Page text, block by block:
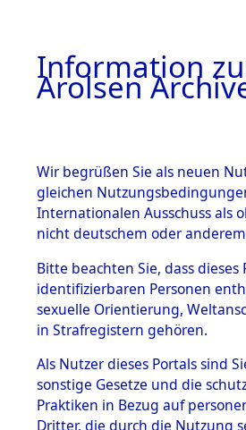
BESTÄNDE
1.
Inhaftierungsdoku
mente
1.2.9 Beim ITS
verwahrte
1.2.9.1
Effekten aus
dem KZ
Dachau
Information
Arolsen
Wir begrüßen Sie als neuen
gleichen
Internationalen Ausschuss als
nicht deutschem oder
Bitte beachten Sie, dass
identifizierbaren Personen
sexuelle Orientierung,
in Strafregistern gehören.
Als Nutzer dieses Portals sind
sonstige Gesetze und die
Praktiken in Bezug auf
Dritter, die durch die Nutzung